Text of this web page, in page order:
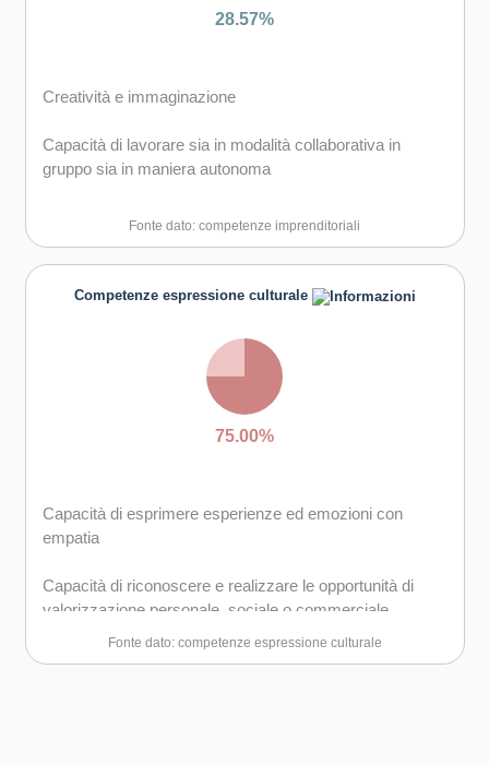
28.57%
Creatività e immaginazione
Capacità di lavorare sia in modalità collaborativa in
gruppo sia in maniera autonoma
Capacità di comunicare e negoziare efficacemente con
Capacità di motivare gli altri e valorizzare le loro idee, di
Fonte dato: competenze imprenditoriali
Competenze espressione culturale
75.00%
Capacità di esprimere esperienze ed emozioni con
empatia
Capacità di riconoscere e realizzare le opportunità di
valorizzazione personale, sociale o commerciale
mediante le arti e le altre forme culturali
Fonte dato: competenze espressione culturale